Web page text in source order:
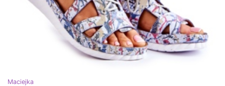
Maciejka